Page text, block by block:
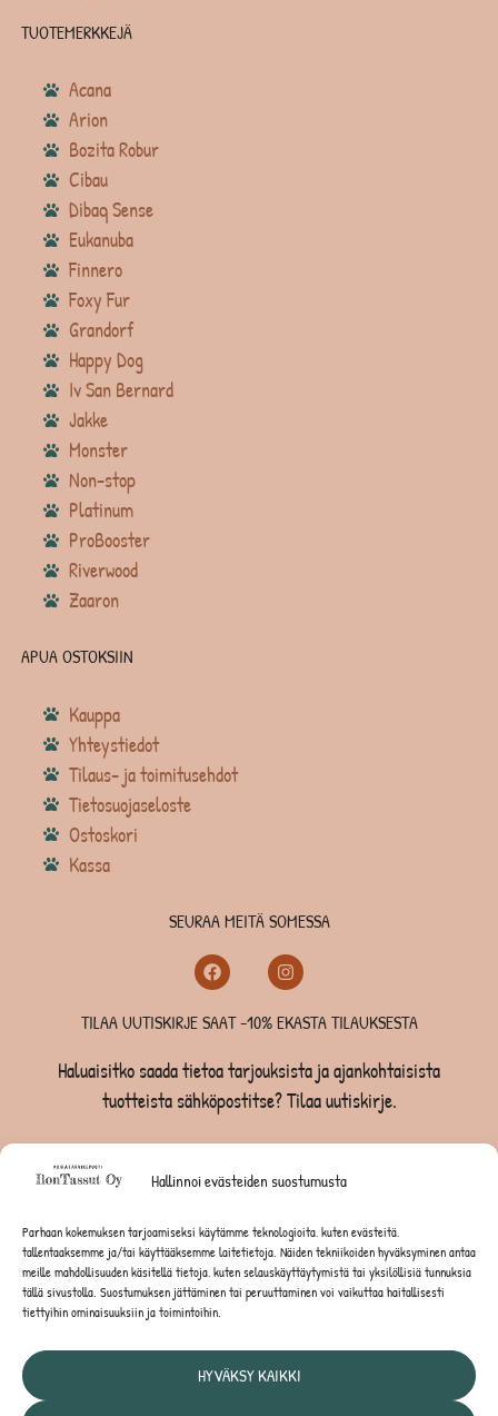
Hallinnoi evästeiden suostumusta
Parhaan kokemuksen tarjoamiseksi käytämme teknologioita, kuten evästeitä,
tallentaaksemme ja/tai käyttääksemme laitetietoja. Näiden tekniikoiden hyväksyminen antaa
meille mahdollisuuden käsitellä tietoja, kuten selauskäyttäytymistä tai yksilöllisiä tunnuksia
tällä sivustolla. Suostumuksen jättäminen tai peruuttaminen voi vaikuttaa haitallisesti
tiettyihin ominaisuuksiin ja toimintoihin.
HYVÄKSY KAIKKI
TUOTEMERKKEJÄ
Acana
Arion
Bozita Robur
Cibau
Dibaq Sense
Eukanuba
Finnero
Foxy Fur
Grandorf
Happy Dog
Iv San Bernard
Jakke
Monster
Non-stop
Platinum
ProBooster
Riverwood
Zaaron
APUA OSTOKSIIN
Kauppa
Yhteystiedot
Tilaus- ja toimitusehdot
Tietosuojaseloste
Ostoskori
Kassa
SEURAA MEITÄ SOMESSA
TILAA UUTISKIRJE SAAT -10% EKASTA TILAUKSESTA
Haluaisitko saada tietoa tarjouksista ja ajankohtaisista
tuotteista sähköpostitse? Tilaa uutiskirje.
TILAA UUTISKIRJE -SAAT -10% EKASTA TILAUKSESTA
KISSOILLE